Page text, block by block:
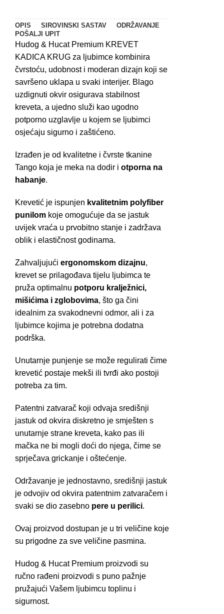
OPIS SIROVINSKI SASTAV
ODRŽAVANJE
POŠALJI UPIT
Hudog & Hucat Premium KREVET
KADICA KRUG za ljubimce kombinira
čvrstoću, udobnost i moderan dizajn koji se
savršeno uklapa u svaki interijer. Blago
uzdignuti okvir osigurava stabilnost
kreveta, a ujedno služi kao ugodno
potporno uzglavlje u kojem se ljubimci
osjećaju sigurno i zaštićeno.
Izrađen je od kvalitetne i čvrste tkanine
Tango koja je meka na dodir i otporna na
habanje.
Krevetić je ispunjen kvalitetnim polyfiber
punilom koje omogućuje da se jastuk
uvijek vraća u prvobitno stanje i zadržava
oblik i elastičnost godinama.
Zahvaljujući ergonomskom dizajnu,
krevet se prilagođava tijelu ljubimca te
pruža optimalnu potporu kralježnici,
mišićima i zglobovima, što ga čini
idealnim za svakodnevni odmor, ali i za
ljubimce kojima je potrebna dodatna
podrška.
Unutarnje punjenje se može regulirati čime
krevetić postaje mekši ili tvrđi ako postoji
potreba za tim.
Patentni zatvarač koji odvaja središnji
jastuk od okvira diskretno je smješten s
unutarnje strane kreveta, kako pas ili
mačka ne bi mogli doći do njega, čime se
sprječava grickanje i oštećenje.
Održavanje je jednostavno, središnji jastuk
je odvojiv od okvira patentnim zatvaračem i
svaki se dio zasebno pere u perilici.
Ovaj proizvod dostupan je u tri veličine koje
su prigodne za sve veličine pasmina.
Hudog & Hucat Premium proizvodi su
ručno rađeni proizvodi s puno pažnje
pružajući Vašem ljubimcu toplinu i
sigurnost.